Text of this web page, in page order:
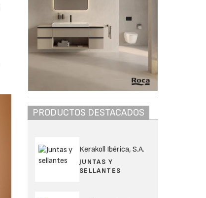
PRODUCTOS DESTACADOS
Kerakoll Ibérica, S.A.
JUNTAS Y
SELLANTES